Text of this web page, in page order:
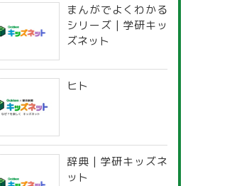
まんがでよくわかる
シリーズ | 学研キッ
ズネット
ヒト
辞典 | 学研キッズネ
ット